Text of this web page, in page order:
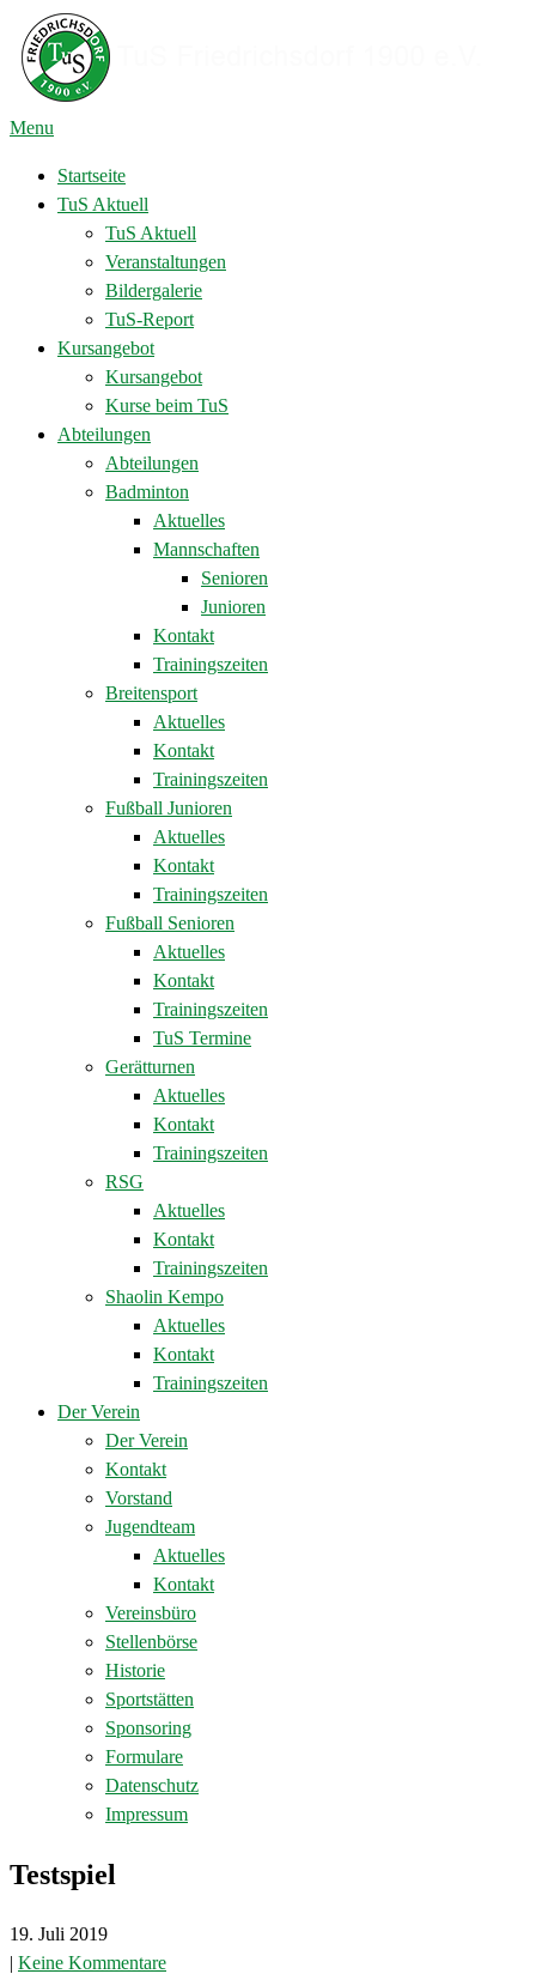
Menu
Startseite
TuS Aktuell
TuS Aktuell
Veranstaltungen
Bildergalerie
TuS-Report
Kursangebot
Kursangebot
Kurse beim TuS
Abteilungen
Abteilungen
Badminton
Aktuelles
Mannschaften
Senioren
Junioren
Kontakt
Trainingszeiten
Breitensport
Aktuelles
Kontakt
Trainingszeiten
Fußball Junioren
Aktuelles
Kontakt
Trainingszeiten
Fußball Senioren
Aktuelles
Kontakt
Trainingszeiten
TuS Termine
Gerätturnen
Aktuelles
Kontakt
Trainingszeiten
RSG
Aktuelles
Kontakt
Trainingszeiten
Shaolin Kempo
Aktuelles
Kontakt
Trainingszeiten
Der Verein
Der Verein
Kontakt
Vorstand
Jugendteam
Aktuelles
Kontakt
Vereinsbüro
Stellenbörse
Historie
Sportstätten
Sponsoring
Formulare
Datenschutz
Impressum
Testspiel
19. Juli 2019
| Keine Kommentare